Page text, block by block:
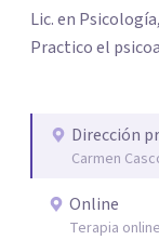
Lic. en
Practico el
Dirección
Carmen
Online
Terapia online